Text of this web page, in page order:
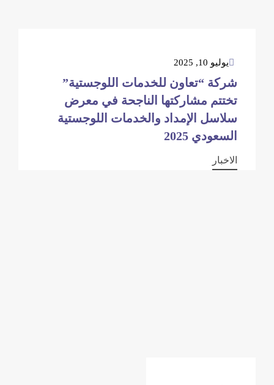
يوليو 10, 2025
شركة “تعاون للخدمات اللوجستية”
تختتم مشاركتها الناجحة في معرض
سلاسل الإمداد والخدمات اللوجستية
السعودي 2025
الاخبار